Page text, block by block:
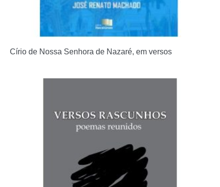
Círio de Nossa Senhora de Nazaré, em versos